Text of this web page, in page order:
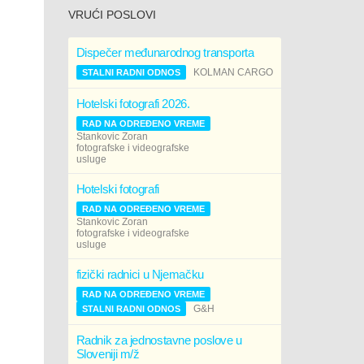
VRUĆI POSLOVI
Dispečer međunarodnog transporta
STALNI RADNI ODNOS KOLMAN CARGO
Hotelski fotografi 2026.
RAD NA ODREĐENO VREME
Stankovic Zoran
fotografske i videografske
usluge
Hotelski fotografi
RAD NA ODREĐENO VREME
Stankovic Zoran
fotografske i videografske
usluge
fizički radnici u Njemačku
RAD NA ODREĐENO VREME
STALNI RADNI ODNOS
G&H
Radnik za jednostavne poslove u
Sloveniji m/ž